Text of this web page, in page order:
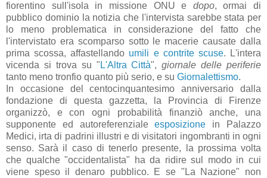
fiorentino sull'isola in missione ONU e dopo, ormai di
pubblico dominio la notizia che l'intervista sarebbe stata per
lo meno problematica in considerazione del fatto che
l'intervistato era scomparso sotto le macerie causate dalla
prima scossa, affastellando umili e contrite scuse. L'intera
vicenda si trova su " L'Altra Città",giornale delle periferie
tanto meno tronfio quanto più serio, e su Giornalettismo.
In occasione del centocinquantesimo anniversario dalla
fondazione di questa gazzetta, la Provincia di Firenze
organizzò, e con ogni probabilità finanziò anche, una
supponente ed autoreferenzialeesposizione in Palazzo
Medici, irta di padrini illustri e di visitatori ingombranti in ogni
senso. Sarà il caso di tenerlo presente, la prossima volta
che qualche "occidentalista" ha da ridire sul modo in cui
viene speso il denaro pubblico. E se "La Nazione" non